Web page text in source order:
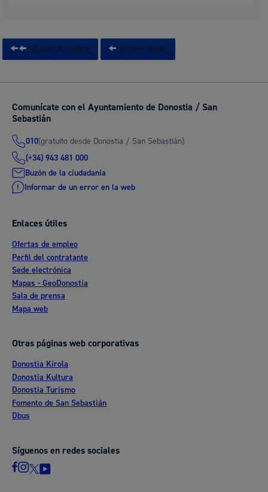
Volver al índice Volver atrás
Comunícate con el Ayuntamiento de Donostia / San
Sebastián
010(gratuito desde Donostia / San Sebastián)
(+34) 943 481 000
Buzón de la ciudadanía
Informar de un error en la web
Enlaces útiles
Ofertas de empleo
Perfil del contratante
Sede electrónica
Mapas - GeoDonostia
Sala de prensa
Mapa web
Otras páginas web corporativas
Donostia Kirola
Donostia Kultura
Donostia Turismo
Fomento de San Sebastián
Dbus
Síguenos en redes sociales